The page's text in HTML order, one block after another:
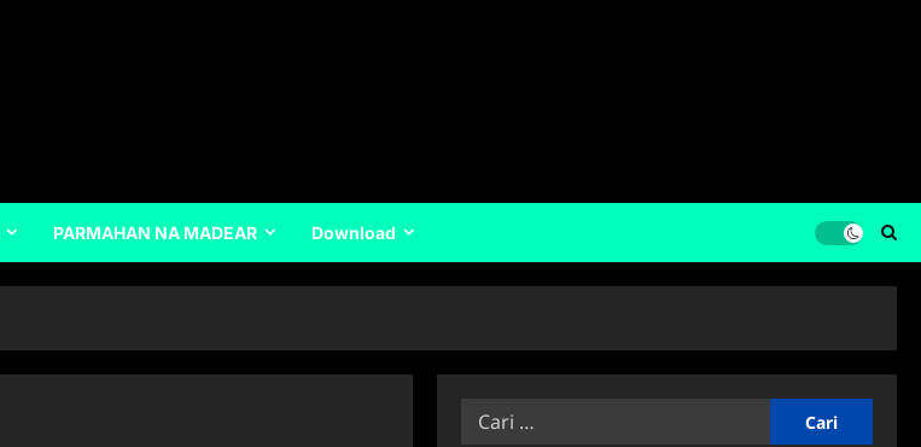
PARMAHAN NA MADEAR Download
Cari